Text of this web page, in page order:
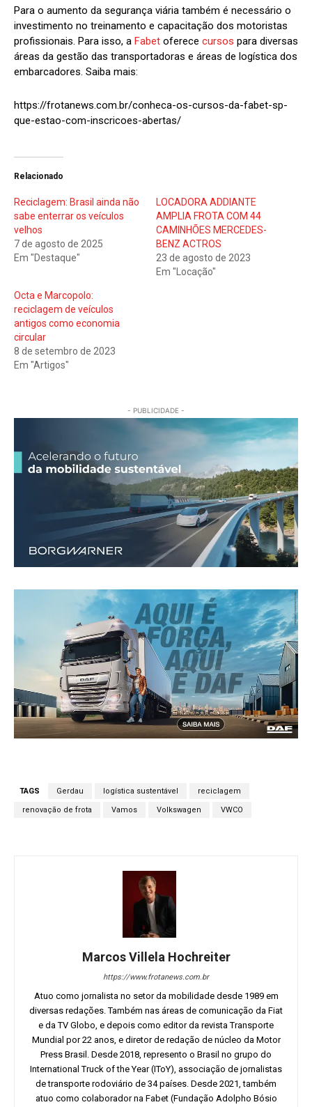
Para o aumento da segurança viária também é necessário o
investimento no treinamento e capacitação dos motoristas
profissionais. Para isso, a Fabet oferece cursos para diversas
áreas da gestão das transportadoras e áreas de logística dos
embarcadores. Saiba mais:
https://frotanews.com.br/conheca-os-cursos-da-fabet-sp-
que-estao-com-inscricoes-abertas/
Relacionado
Reciclagem: Brasil ainda não
sabe enterrar os veículos
velhos
7 de agosto de 2025
Em "Destaque"
LOCADORA ADDIANTE
AMPLIA FROTA COM 44
CAMINHÕES MERCEDES-
BENZ ACTROS
23 de agosto de 2023
Em "Locação"
Octa e Marcopolo:
reciclagem de veículos
antigos como economia
circular
8 de setembro de 2023
Em "Artigos"
- PUBLICIDADE -
TAGS Gerdau logística sustentável reciclagem
renovação de frota Vamos Volkswagen VWCO
Marcos Villela Hochreiter
https://www.frotanews.com.br
Atuo como jornalista no setor da mobilidade desde 1989 em
diversas redações. Também nas áreas de comunicação da Fiat
e da TV Globo, e depois como editor da revista Transporte
Mundial por 22 anos, e diretor de redação de núcleo da Motor
Press Brasil. Desde 2018, represento o Brasil no grupo do
International Truck of the Year (IToY), associação de jornalistas
de transporte rodoviário de 34 países. Desde 2021, também
atuo como colaborador na Fabet (Fundação Adolpho Bósio